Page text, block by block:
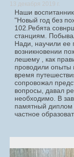
13 декабря 2019 г.
Наши
"Новый год без
102.Ребята
станциям.
Нади, научили ее
возникновении
лешему , как
проводили опыты
время
сопровожал
вопросы, давал
необходимо. В
памятный диплом
частное